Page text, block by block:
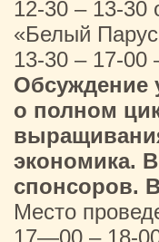
12-30 – 13-30
«Белый
13-30 – 17-
Обсуждение
о полном
экономика.
спонсоров.
Место